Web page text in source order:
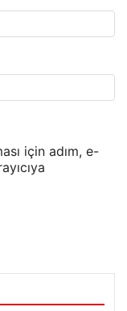
için adım, e-